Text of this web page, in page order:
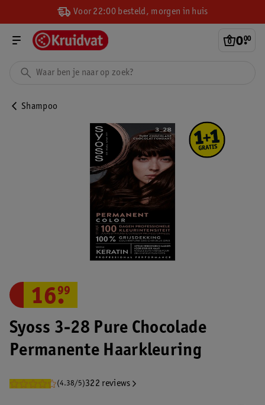
Voor 22:00 besteld, morgen in huis
0.
00
Shampoo
Syoss 3-28 Pure Chocolade
Permanente Haarkleuring
(4.38/5)322 reviews
16.
99